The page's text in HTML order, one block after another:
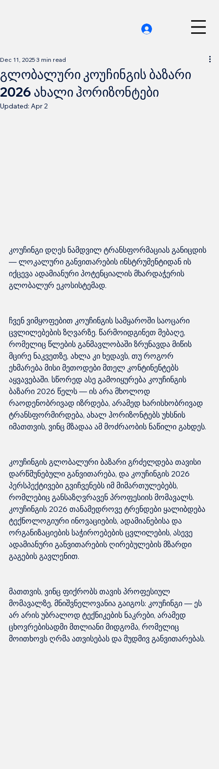
გლობალური კოუჩინგის ბაზარი
2026 ახალი ჰორიზონტები
Dec 11, 2025 3 min read
Updated: Apr 2
კოუჩინგი დღეს ნამდვილ ტრანსფორმაციას განიცდის
— ლოკალური განვითარების ინსტრუმენტიდან ის
იქცევა ადამიანური პოტენციალის მხარდაჭერის
ჩვენ ვიმყოფებით კოუჩინგის სამყაროში საოცარი
ცვლილებების ზღვარზე. წარმოიდგინეთ მებაღე,
რომელიც წლების განმავლობაში ზრუნავდა მიწის
მცირე ნაკვეთზე, ახლა კი ხედავს, თუ როგორ
ეხმარება მისი მეთოდები მთელ კონტინენტებს
აყვავებაში. სწორედ ასე გამოიყურება კოუჩინგის
ბაზარი 2026 წელს — ის არა მხოლოდ
რაოდენობრივად იზრდება, არამედ ხარისხობრივად
ტრანსფორმირდება, ახალ ჰორიზონტებს უხსნის
კოუჩინგის გლობალური ბაზარი გრძელდება თავისი
დარწმუნებული განვითარება, და კოუჩინგის 2026
პერსპექტივები გვიჩვენებს იმ მიმართულებებს,
რომლებიც განსაზღვრავენ პროფესიის მომავალს.
კოუჩინგის 2026 თანამედროვე ტრენდები ყალიბდება
ტექნოლოგიური ინოვაციების, ადამიანებისა და
ორგანიზაციების საჭიროებების ცვლილების, ასევე
ადამიანური განვითარების ღირებულების მზარდი
მათთვის, ვინც ფიქრობს თავის პროფესიულ
მომავალზე, მნიშვნელოვანია გაიგოს: კოუჩინგი — ეს
არ არის უბრალოდ ტექნიკების ნაკრები, არამედ
ცხოვრებისადმი მთლიანი მიდგომა, რომელიც